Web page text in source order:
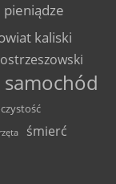
pieniądze
kaliski
samochód
śmierć